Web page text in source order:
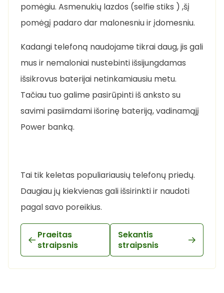
pomėgiu. Asmenukių lazdos (selfie stiks ) ,šį
pomėgį padaro dar malonesniu ir įdomesniu.
Kadangi telefoną naudojame tikrai daug, jis gali
mus ir nemaloniai nustebinti išsijungdamas
išsikrovus baterijai netinkamiausiu metu.
Tačiau tuo galime pasirūpinti iš anksto su
savimi pasiimdami išorinę bateriją, vadinamąjį
Power banką.
Tai tik keletas populiariausių telefonų priedų.
Daugiau jų kiekvienas gali išsirinkti ir naudoti
pagal savo poreikius.
Praeitas
straipsnis
Sekantis
straipsnis